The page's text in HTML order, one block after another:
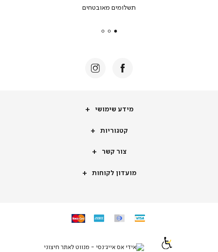
secure
תשלומים מאובטחים
מידע
מידע שימושי
קטגוריותקטגוריות
צור
צור קשר
מועדון
מועדון לקוחות